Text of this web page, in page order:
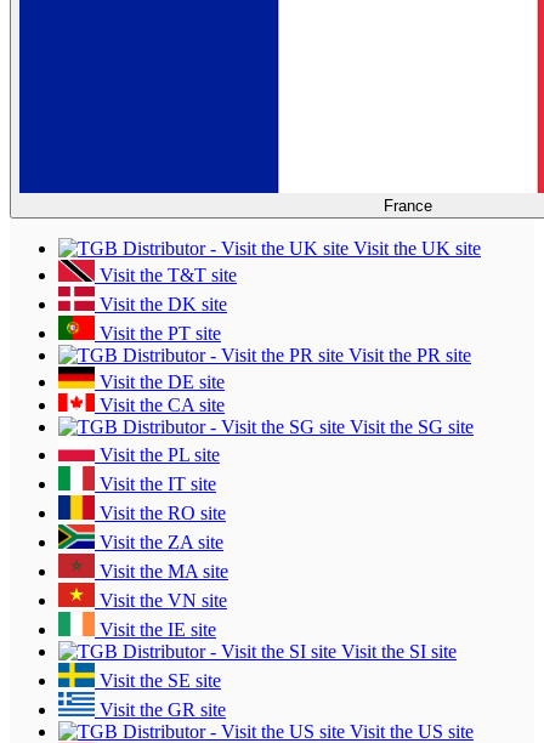
France
Visit the UK site
Visit the T&T site
Visit the DK site
Visit the PT site
Visit the PR site
Visit the DE site
Visit the CA site
Visit the SG site
Visit the PL site
Visit the IT site
Visit the RO site
Visit the ZA site
Visit the MA site
Visit the VN site
Visit the IE site
Visit the SI site
Visit the SE site
Visit the GR site
Visit the US site